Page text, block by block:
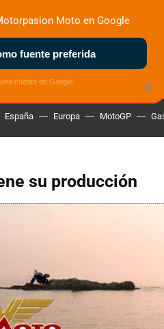
MOTOS ELÉCTRICAS
España Europa MotoGP
su producción
×
Moto en Google
fuente preferida
cuenta de Google